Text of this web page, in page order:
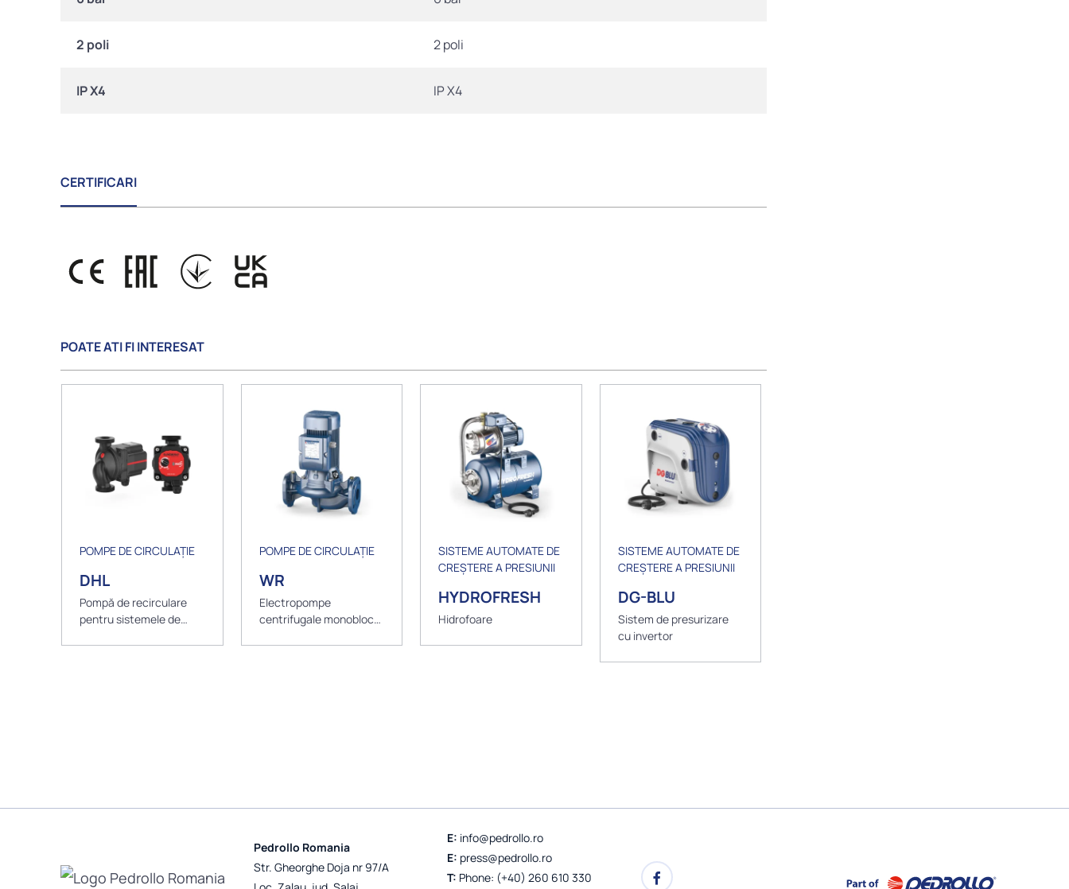
2 poli 2 poli
IP X4 IP X4
CERTIFICARI
POATE ATI FI INTERESAT
POMPE DE CIRCULAȚIE
DHL
Pompă de recirculare
pentru sistemele de
POMPE DE CIRCULAȚIE
WR
Electropompe
centrifugale monobloc
SISTEME AUTOMATE DE
CREȘTERE A PRESIUNII
HYDROFRESH
Hidrofoare
SISTEME AUTOMATE DE
CREȘTERE A PRESIUNII
DG-BLU
Sistem de presurizare
cu invertor
Pedrollo Romania
Str. Gheorghe Doja nr 97/A
E: info@pedrollo.ro
E: press@pedrollo.ro
T: Phone: (+40) 260 610 330